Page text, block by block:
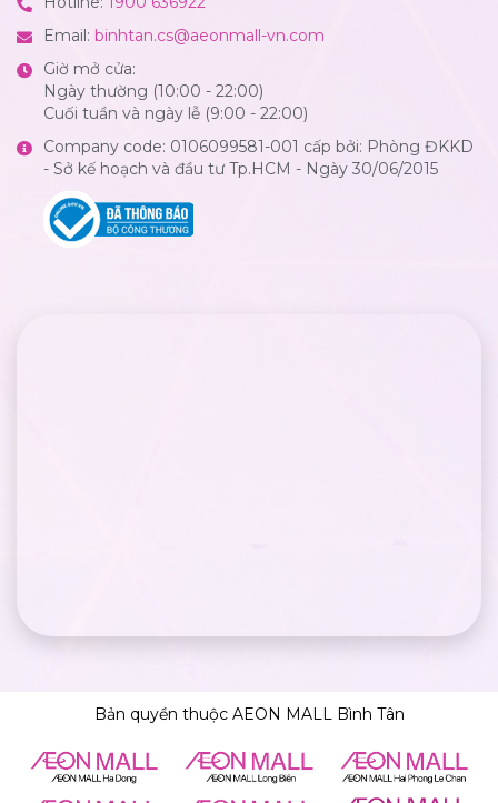
Email: binhtan.cs@aeonmall-vn.com
Giờ mở cửa:
Ngày thường (10:00 - 22:00)
Cuối tuần và ngày lễ (9:00 - 22:00)
Company code: 0106099581-001 cấp bởi: Phòng ĐKKD
- Sở kế hoạch và đầu tư Tp.HCM - Ngày 30/06/2015
Bản quyền thuộc AEON MALL Bình Tân